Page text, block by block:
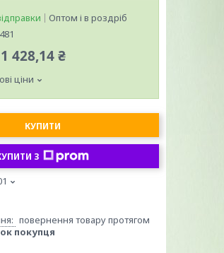
Оптом і в роздріб
1 428,14 ₴
ціни
КУПИТИ
З
повернення товару протягом
покупця